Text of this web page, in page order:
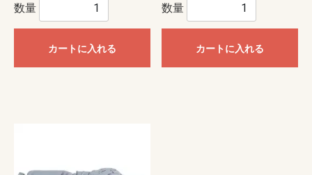
数量
カートに入れる
数量
カートに入れる